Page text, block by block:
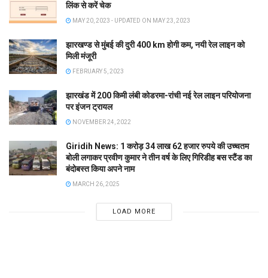
लिंक से करें चेक
MAY 20, 2023 - UPDATED ON MAY 23, 2023
झारखण्ड से मुंबई की दुरी 400 km होगी कम, नयी रेल लाइन को
मिली मंजूरी
FEBRUARY 5, 2023
झारखंड में 200 किमी लंबी कोडरमा-रांची नई रेल लाइन परियोजना
पर इंजन ट्रायल
NOVEMBER 24, 2022
Giridih News: 1 करोड़ 34 लाख 62 हजार रुपये की उच्चतम
बोली लगाकर प्रवीण कुमार ने तीन वर्ष के लिए गिरिडीह बस स्टैंड का
बंदोबस्त किया अपने नाम
MARCH 26, 2025
LOAD MORE